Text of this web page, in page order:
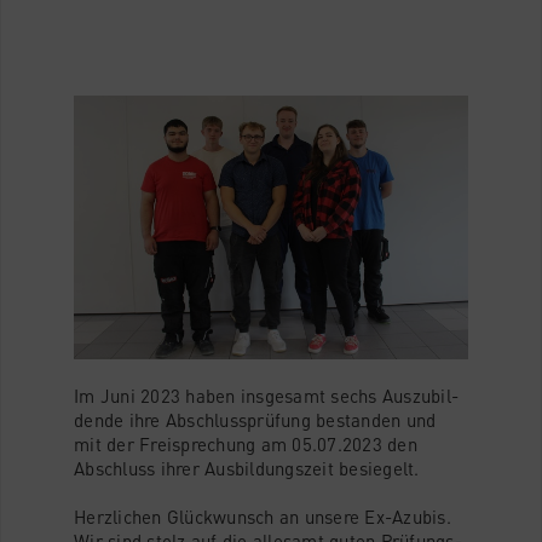
Im Juni 2023 haben ins­ge­samt sechs Aus­zu­bil­
den­de ihre Abschluss­prü­fung bestan­den und
mit der Frei­spre­chung am 05.07.2023 den
Abschluss ihrer Aus­bil­dungs­zeit besiegelt.
Herz­li­chen Glück­wunsch an unse­re Ex-Azu­bis.